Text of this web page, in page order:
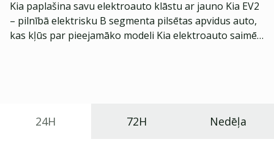
Kia paplašina savu elektroauto klāstu ar jauno Kia EV2
– pilnībā elektrisku B segmenta pilsētas apvidus auto,
kas kļūs par pieejamāko modeli Kia elektroauto saimē
24H 72H Nedēļa